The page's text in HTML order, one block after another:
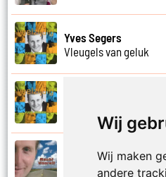
Wij
Wij maken
andere
Yves Segers
Vleugels van geluk
Yves Segers